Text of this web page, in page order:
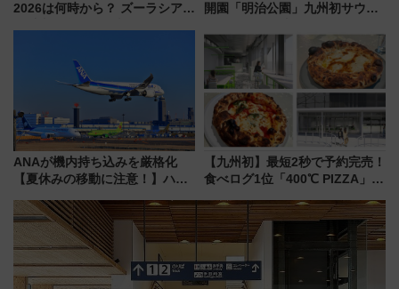
2026は何時から？ ズーラシア・
開園「明治公園」九州初サウナ
品グルメ登場で駅前の過ごし方
はどう変わる？
ANAが機内持ち込みを厳格化
【夏休みの移動に注意！】ハン
「身の回り品」新サイズ制限
(40×30×20cm)おさらい
【九州初】最短2秒で予約完売！
食べログ1位「400℃ PIZZA」が
プン。もつ鍋風など限定メニュ
ーも